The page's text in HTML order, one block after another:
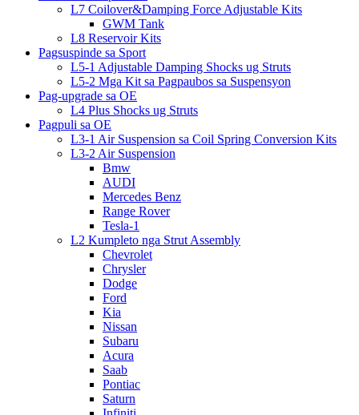
L7 Coilover&Damping Force Adjustable Kits
GWM Tank
L8 Reservoir Kits
Pagsuspinde sa Sport
L5-1 Adjustable Damping Shocks ug Struts
L5-2 Mga Kit sa Pagpaubos sa Suspensyon
Pag-upgrade sa OE
L4 Plus Shocks ug Struts
Pagpuli sa OE
L3-1 Air Suspension sa Coil Spring Conversion Kits
L3-2 Air Suspension
Bmw
AUDI
Mercedes Benz
Range Rover
Tesla-1
L2 Kumpleto nga Strut Assembly
Chevrolet
Chrysler
Dodge
Ford
Kia
Nissan
Subaru
Acura
Saab
Pontiac
Saturn